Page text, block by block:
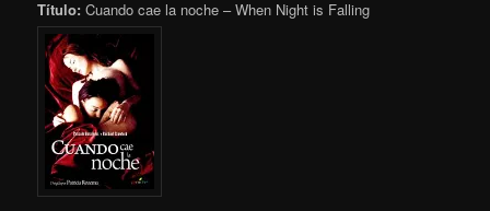
Título: Cuando cae la noche – When Night is Falling